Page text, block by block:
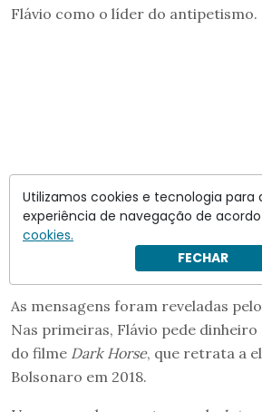
Flávio como o líder do antipetismo.
As mensagens foram reveladas
Nas primeiras, Flávio pede
do filme Dark Horse, que retrata a
Bolsonaro em 2018.
Utilizamos cookies e tecnologia para
experiência de navegação de
cookies.
FECHAR